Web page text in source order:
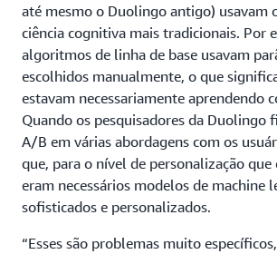
até mesmo o Duolingo antigo) usavam
ciência cognitiva mais tradicionais. Por
algoritmos de linha de base usavam
escolhidos manualmente, o que
estavam necessariamente aprendendo
Quando os pesquisadores da Duolingo
A/B em várias abordagens com os
que, para o nível de personalização que
eram necessários modelos de machine
sofisticados e personalizados.
“Esses são problemas muito